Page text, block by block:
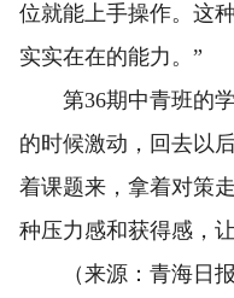
位就能上手操作。这
实实在在的能力。”
第36期中青班的学
的时候激动，回去以
着课题来，拿着对策
种压力感和获得感，
（来源：青海日报